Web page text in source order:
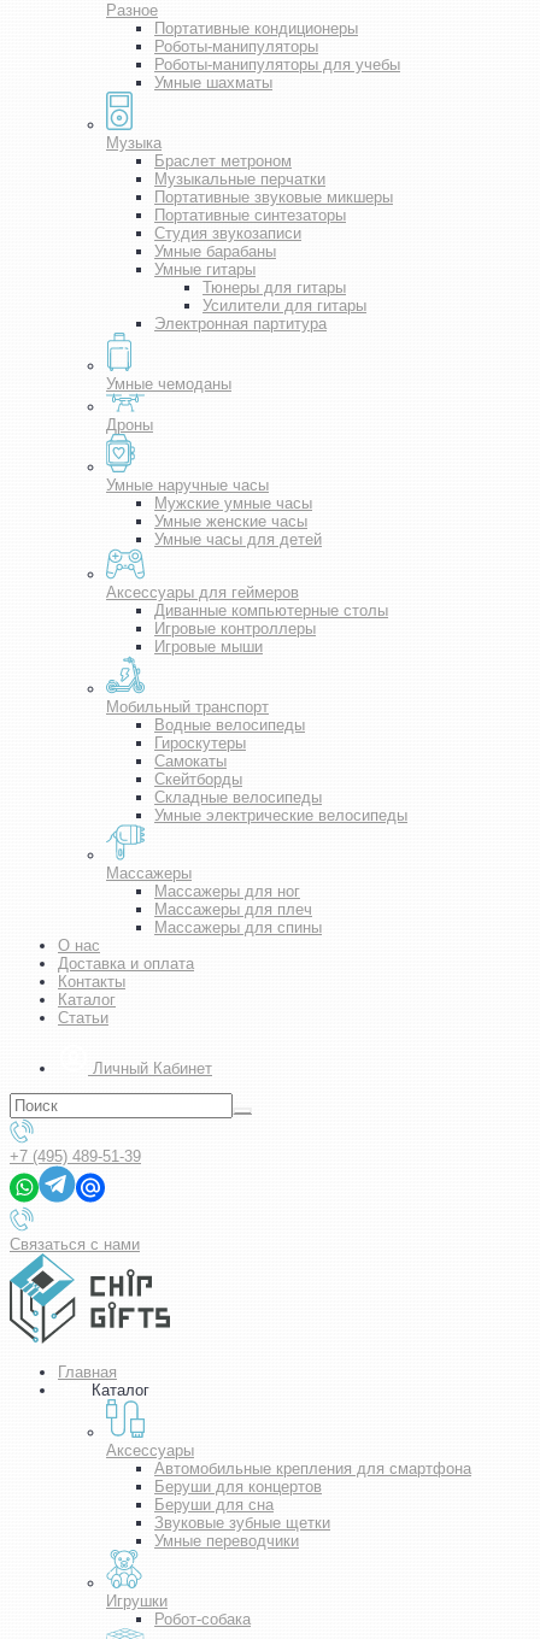
Разное
Портативные кондиционеры
Роботы-манипуляторы
Роботы-манипуляторы для учебы
Умные шахматы
Музыка
Браслет метроном
Музыкальные перчатки
Портативные звуковые микшеры
Портативные синтезаторы
Студия звукозаписи
Умные барабаны
Умные гитары
Тюнеры для гитары
Усилители для гитары
Электронная партитура
Умные чемоданы
Дроны
Умные наручные часы
Мужские умные часы
Умные женские часы
Умные часы для детей
Аксессуары для геймеров
Диванные компьютерные столы
Игровые контроллеры
Игровые мыши
Мобильный транспорт
Водные велосипеды
Гироскутеры
Самокаты
Скейтборды
Складные велосипеды
Умные электрические велосипеды
Массажеры
Массажеры для ног
Массажеры для плеч
Массажеры для спины
О нас
Доставка и оплата
Контакты
Каталог
Статьи
Личный Кабинет
+7 (495) 489-51-39
Связаться с нами
Главная
Каталог
Аксессуары
Автомобильные крепления для смартфона
Беруши для концертов
Беруши для сна
Звуковые зубные щетки
Умные переводчики
Игрушки
Робот-собака